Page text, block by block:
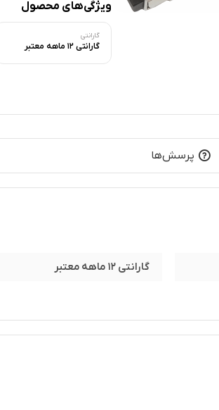
ویژگی‌های محصول
گارانتی
گارانتی 12 ماهه معتبر
پرسش‌ها
گارانتی 12 ماهه معتبر